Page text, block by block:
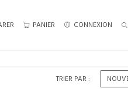
PANIER CONNEXION
TRIER PAR :